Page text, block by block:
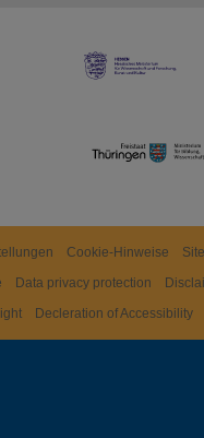
Cookie-Hinweise
Data privacy protection
Decleration of Accessibility